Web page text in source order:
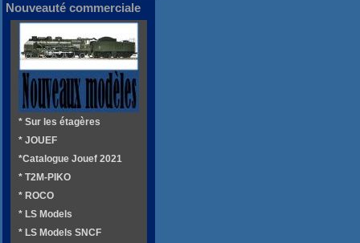
Nouveauté commerciale
* Sur les étagères
* JOUEF
*Catalogue Jouef 2021
* T2M-PIKO
* ROCO
* LS Models
* LS Models SNCF